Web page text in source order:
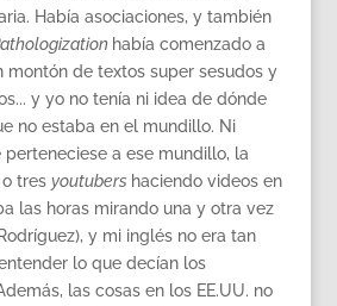
Había asociaciones, y también
había comenzado a
montón de textos super sesudos y
y yo no tenía ni idea de dónde
no estaba en el mundillo. Ni
perteneciese a ese mundillo, la
tres youtubers haciendo videos en
las horas mirando una y otra vez
y mi inglés no era tan
lo que decían los
las cosas en los EE.UU. no